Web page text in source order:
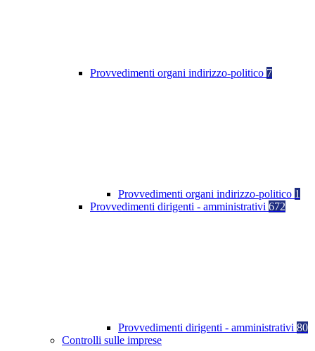
Provvedimenti organi indirizzo-politico 7
Provvedimenti organi indirizzo-politico 1
Provvedimenti dirigenti - amministrativi 672
Provvedimenti dirigenti - amministrativi 80
Controlli sulle imprese